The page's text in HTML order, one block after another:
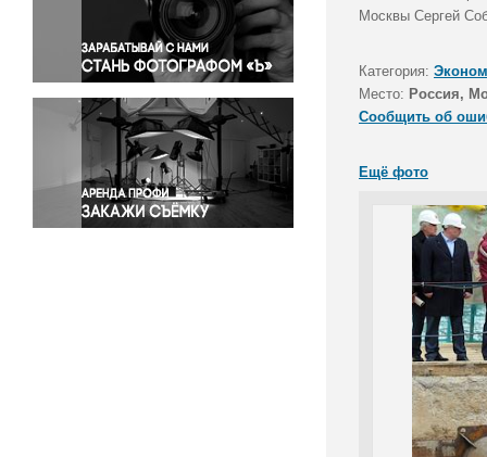
Правосудие
Происшествия и конфликты
Религия
Светская жизнь
Спорт
Экология
Экономика и бизнес
Москвы Сергей
Категория:
Место: Россия,
Сообщить об
Ещё фото